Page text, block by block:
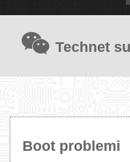
Technet
Boot problemi